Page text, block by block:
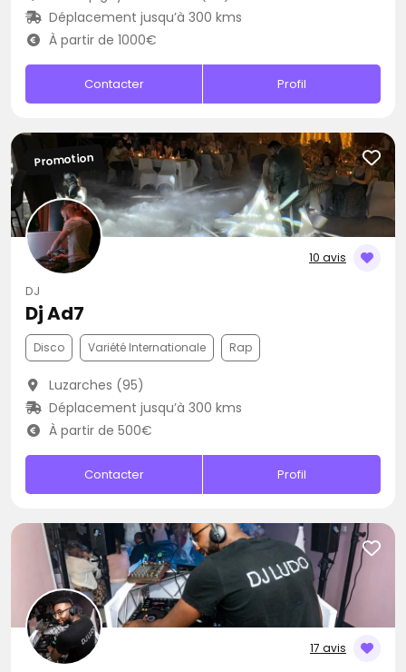
Déplacement jusqu’à 300 kms
À partir de 1000€
Contacter Profil
10 avis
Promotion
DJ
Dj Ad7
Disco Variété Internationale Rap
Luzarches (95)
Déplacement jusqu’à 300 kms
À partir de 500€
Contacter Profil
17 avis